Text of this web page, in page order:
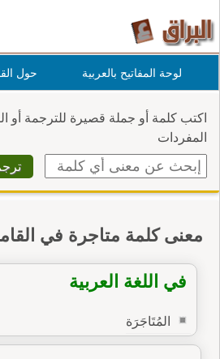
لوحة المفاتيح بالعربية حول
اكتب كلمة أو جملة قصيرة للترجمة
المفردات
معنى كلمة متاجرة في
في اللغة العربية
المُتَاجَرَة